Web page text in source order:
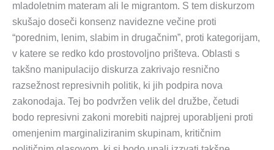
mladoletnim materam ali le migrantom. S tem diskurzom
skušajo doseči konsenz navidezne večine proti
“porednim, lenim, slabim in drugačnim”, proti kategorijam,
v katere se redko kdo prostovoljno prišteva. Oblasti s
takšno manipulacijo diskurza zakrivajo resnično
razsežnost represivnih politik, ki jih podpira nova
zakonodaja. Tej bo podvržen velik del družbe, četudi
bodo represivni zakoni morebiti najprej uporabljeni proti
omenjenim marginaliziranim skupinam, kritičnim